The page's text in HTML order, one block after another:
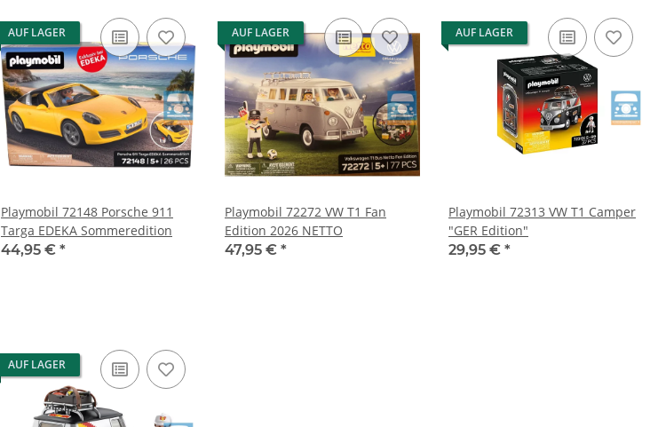
AUF LAGER
Playmobil 72148 Porsche 911
Targa EDEKA Sommeredition
44,95 € *
AUF LAGER
Playmobil 72272 VW T1 Fan
Edition 2026 NETTO
47,95 € *
AUF LAGER
Playmobil 72313 VW T1 Camper
"GER Edition"
29,95 € *
AUF LAGER